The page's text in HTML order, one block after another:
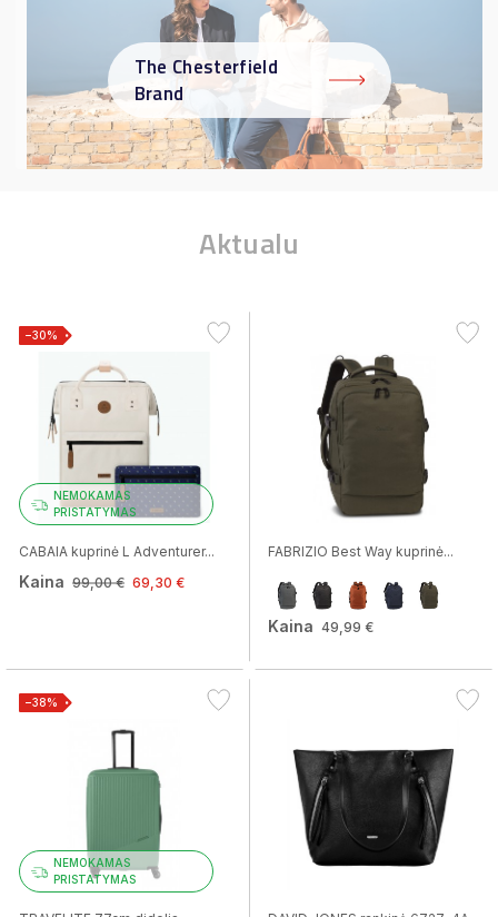
The Chesterfield
Brand
Aktualu
−30%
NEMOKAMAS
PRISTATYMAS
CABAIA kuprinė L Adventurer...
Kaina 99,00 € 69,30 €
FABRIZIO Best Way kuprinė...
Kaina 49,99 €
−38%
NEMOKAMAS
PRISTATYMAS